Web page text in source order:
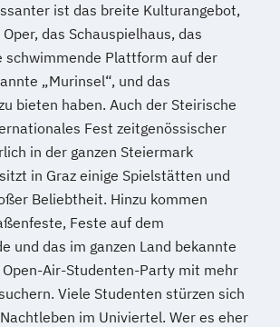
(Italienisch)
(Spanisch)
Master (Französisch
Spanisch) Russisch
Slowenisch
(Lehramt)
European Studies
Wirtschaftswissenschaften
Soziologie
and Earth from Space
ist das breite Kulturangebot,
das Schauspielhaus, das
schwimmende Plattform auf der
„Murinsel“, und das
bieten haben. Auch der Steirische
Fest zeitgenössischer
in der ganzen Steiermark
in Graz einige Spielstätten und
Beliebtheit. Hinzu kommen
Feste auf dem
und das im ganzen Land bekannte
Open-Air-Studenten-Party mit mehr
Viele Studenten stürzen sich
im Univiertel. Wer es eher